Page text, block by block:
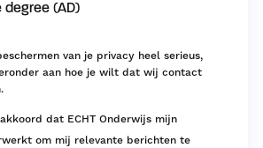
degree (AD)
van je privacy heel serieus,
aan hoe je wilt dat wij contact
dat ECHT Onderwijs mijn
om mij relevante berichten te